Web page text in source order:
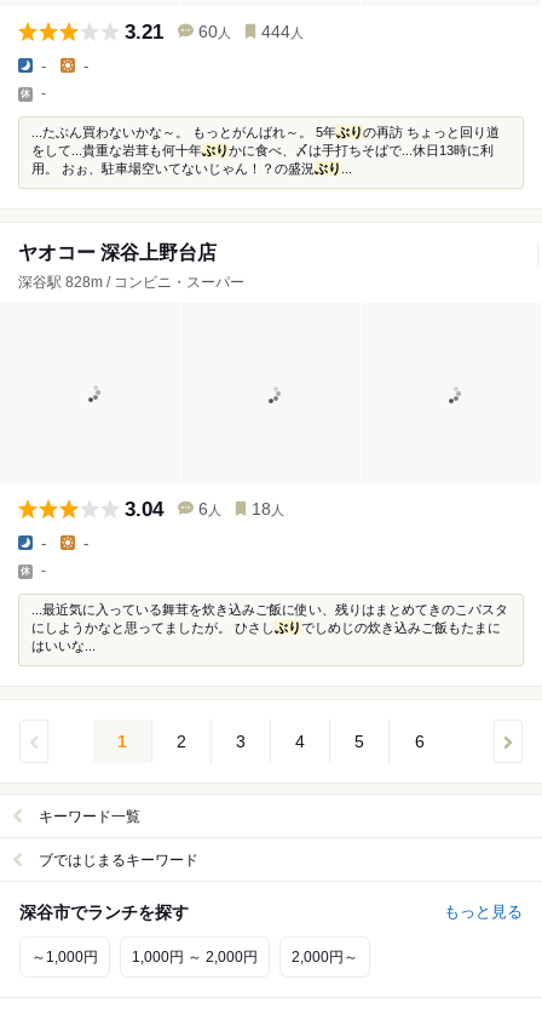
3.21 60 人 444 人
- -
-
...たぶん買わないかな～。 もっとがんばれ～。 5年ぶりの再訪 ちょっと回り道
をして...貴重な岩茸も何十年ぶりかに食べ、〆は手打ちそばで...休日13時に利
用。 おぉ、駐車場空いてないじゃん！？の盛況ぶり
ヤオコー 深谷上野台店
深谷駅 828m / コンビニ・スーパー
3.04 6 人 18 人
- -
-
...最近気に入っている舞茸を炊き込みご飯に使い、残りはまとめてきのこパスタ
にしようかなと思ってましたが。 ひさしぶりでしめじの炊き込みご飯もたまに
はいいな...
1 2 3 4 5 6
キーワード一覧
ブではじまるキーワード
深谷市でランチを探す もっと見る
～1,000円 1,000円 ～ 2,000円 2,000円～